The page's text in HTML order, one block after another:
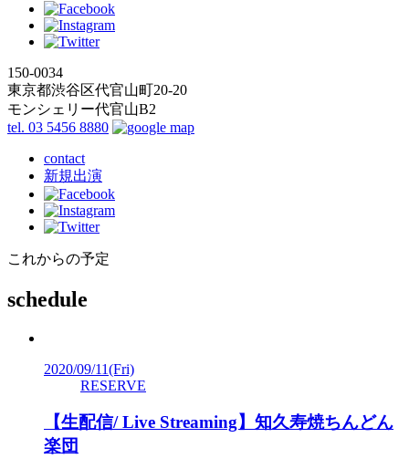
150-0034
東京都渋谷区代官山町20-20
モンシェリー代官山B2
tel. 03 5456 8880
contact
新規出演
これからの予定
schedule
2020/09/11(Fri)
RESERVE
【生配信/ Live Streaming】知久寿焼ちんどん
楽団